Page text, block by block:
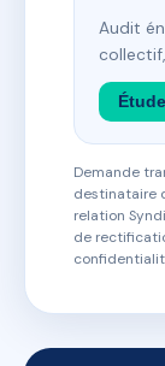
Audit
Demande
destinataire
relation
de